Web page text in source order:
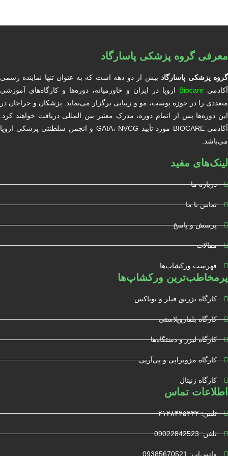
معرفی گروه پزشکی پاسارگاد
گروه پزشکی پاسارگادبیش از دو دهه است که به عنوان تنها نماینده رسمی
آکادمی Biocare اروپا در ایران و خاورمیانه، دوره‌ها و کارگاه‌های آموزشی
متعددی را در حوزه پوست، مو و زیبایی برگزار می‌نماید. پزشکان و جراحان در
این دوره‌ها پس از اتمام دوره، مدرک معتبر بین المللی دریافت خواهند کرد.
آکادمی BIOCARE مورد تأیید GAIA، NVCG و انجمن سلطنتی پزشکی اروپا
می‌باشد.
لینک‌های مفید
درباره ما
تماس با ما
پرسش و پاسخ
مقالات
فهرست ورکشاپ‌ها
پرمخاطب‌ترین ورکشاپ‌ها
کارگاه تزریق فیلر و بوتاکس
کارگاه بلفاروپلاستی
کارگاه لیزر و دستگاه‌ها
کارگاه مزوتراپی و پی‌آرپی
کارگاه ژنیتال
اطلاعات تماس
تلفن: ۰۲۱۲۸۴۲۵۲۳۲
تلفن: 09022842523
واتس‌‌اپ: 09385670521